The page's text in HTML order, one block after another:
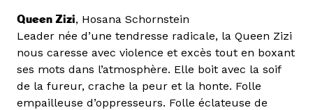
Queen Zizi, Hosana Schornstein
Leader née d’une tendresse radicale, la Queen Zizi
nous caresse avec violence et excès tout en boxant
ses mots dans l’atmosphère. Elle boit avec la soif
de la fureur, crache la peur et la honte. Folle
empailleuse d’oppresseurs. Folle éclateuse de